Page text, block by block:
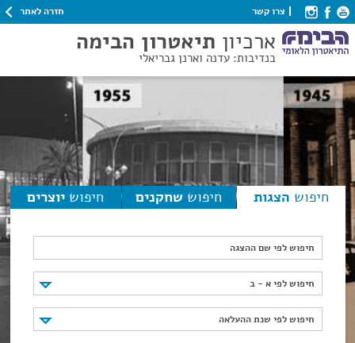
צרו קשר חזרה לאתר
ארכיון תיאטרון הבימה
בנדיבות: עדנה וארנן גבריאלי
חיפוש הצגות חיפוש שחקנים חיפוש יוצרים
חיפוש לפי שם ההצגה
חיפוש לפי א - ב
חיפוש לפי א - ב
חיפוש לפי שנת ההעלאה
חיפוש לפי שנת ההעלאה